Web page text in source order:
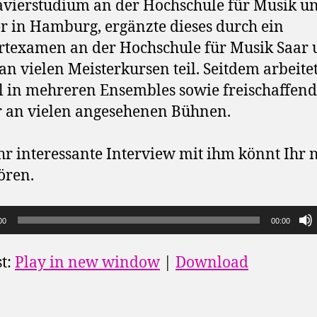
an der Hochschule für Musik
in Hamburg, ergänzte dieses durch ein
an der Hochschule für Musik Saar
vielen Meisterkursen teil. Seitdem
in mehreren Ensembles sowie
an vielen angesehenen Bühnen.
interessante Interview mit ihm könnt Ihr
00:00
Play in new window Download